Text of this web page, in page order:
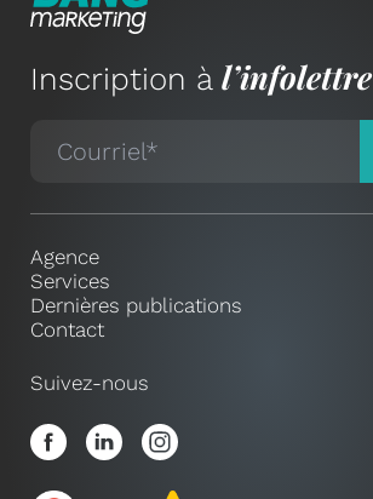
Inscription à l’infolettre
Agence
Services
Dernières publications
Contact
Suivez-nous